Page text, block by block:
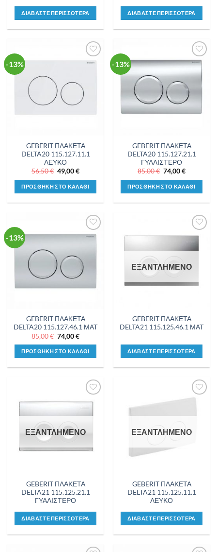
ΔΙΑΒΑΣΤΕ ΠΕΡΙΣΣΟΤΕΡΑ ΔΙΑΒΑΣΤΕ ΠΕΡΙΣΣΟΤΕΡΑ
-13%
Προσθήκη
GEBERIT ΠΛΑΚΕΤΑ
DELTA20 115.127.11.1
ΛΕΥΚΟ
56,50€ Original
price
was:
56,50 €.
49,00€Η
τιμή
είναι:
49,00 €.
ΠΡΟΣΘΗΚΗ ΣΤΟ ΚΑΛΑΘΙ
-13%
Προσθήκη
επιθυμιών
GEBERIT ΠΛΑΚΕΤΑ
DELTA20 115.127.21.1
ΓΥΑΛΙΣΤΕΡΟ
85,00€ Original
price
was:
85,00 €.
74,00€Η
τιμή
είναι:
74,00 €.
ΠΡΟΣΘΗΚΗ ΣΤΟ ΚΑΛΑΘΙ
-13%
Προσθήκη
GEBERIT ΠΛΑΚΕΤΑ
DELTA20 115.127.46.1 ΜΑΤ
85,00€ Original
price
was:
85,00 €.
74,00€Η
τιμή
είναι:
74,00 €.
ΠΡΟΣΘΗΚΗ ΣΤΟ ΚΑΛΑΘΙ
Προσθήκη
στη λίστα
επιθυμιών
ΕΞΑΝΤΛΗΜΕΝΟ
GEBERIT ΠΛΑΚΕΤΑ
DELTA21 115.125.46.1 ΜΑΤ
ΔΙΑΒΑΣΤΕ ΠΕΡΙΣΣΟΤΕΡΑ
Προσθήκη
επιθυμιών
ΕΞΑΝΤΛΗΜΕΝΟ
GEBERIT ΠΛΑΚΕΤΑ
DELTA21 115.125.21.1
ΓΥΑΛΙΣΤΕΡΟ
ΔΙΑΒΑΣΤΕ ΠΕΡΙΣΣΟΤΕΡΑ
Προσθήκη
επιθυμιών
ΕΞΑΝΤΛΗΜΕΝΟ
GEBERIT ΠΛΑΚΕΤΑ
DELTA21 115.125.11.1
ΛΕΥΚΟ
ΔΙΑΒΑΣΤΕ ΠΕΡΙΣΣΟΤΕΡΑ